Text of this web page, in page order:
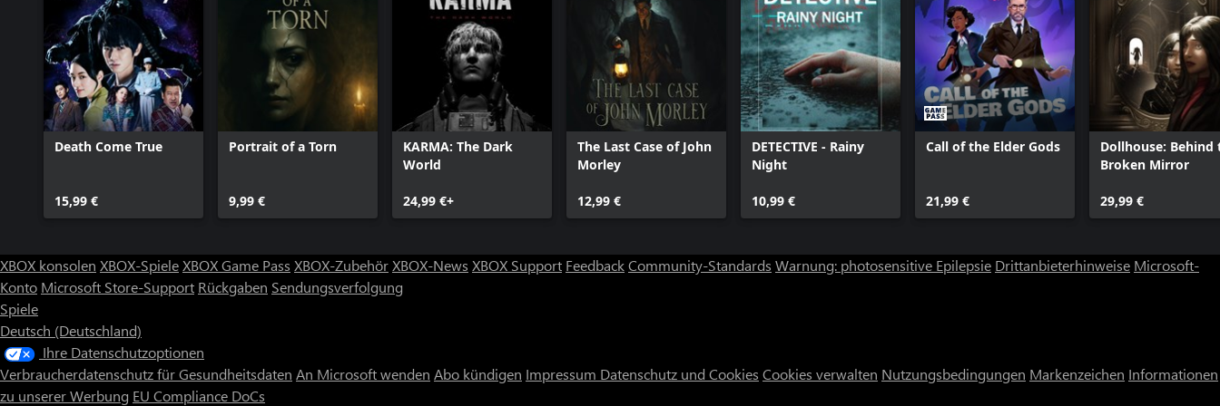
Death Come True
15,99 €
Portrait of a Torn
9,99 €
KARMA: The Dark
World
24,99 €+
The Last Case of John
Morley
12,99 €
DETECTIVE - Rainy
Night
10,99 €
Call of the Elder Gods
21,99 €
Dollhouse: Behind
Broken Mirror
29,99 €
XBOX konsolen XBOX-SpieleXBOX Game Pass XBOX-ZubehörXBOX-News XBOX Support FeedbackCommunity-Standards Warnung: photosensitive Epilepsie Drittanbieterhinweise Microsoft-
Konto Microsoft Store-Support Rückgaben Sendungsverfolgung
Spiele
Deutsch (Deutschland)
Ihre Datenschutzoptionen
Verbraucherdatenschutz für Gesundheitsdaten An Microsoft wenden Abo kündigen Impressum Datenschutz und Cookies Cookies verwalten Nutzungsbedingungen Markenzeichen Informationen
zu unserer Werbung EU Compliance DoCs